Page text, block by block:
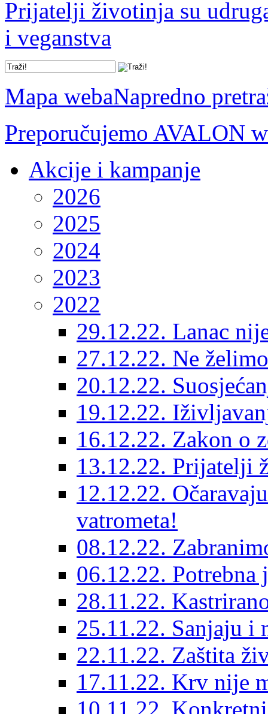
Prijatelji životinja su
i veganstva
Mapa webaNapredno
Preporučujemo AVALON
Akcije i kampanje
2026
2025
2024
2023
2022
29.12.22. Lanac
27.12.22. Ne
20.12.22.
19.12.22.
16.12.22. Zakon o
13.12.22. Prijatelji
12.12.22.
vatrometa!
08.12.22.
06.12.22. Potrebna
28.11.22.
25.11.22. Sanjaju i
22.11.22. Zaštita
17.11.22. Krv nije
10.11.22.